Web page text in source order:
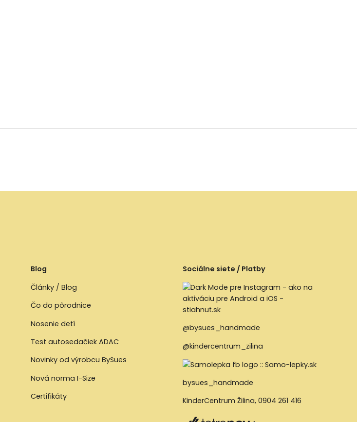
Blog
Články / Blog
Čo do pôrodnice
Nosenie detí
Test autosedačiek ADAC
Novinky od výrobcu BySues
Nová norma I-Size
Certifikáty
Sociálne siete / Platby
@bysues_handmade
@kindercentrum_zilina
bysues_handmade
KinderCentrum Žilina,0904 261 416